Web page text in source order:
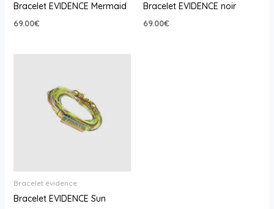
Bracelet EVIDENCE Mermaid
69.00€
Bracelet EVIDENCE noir
69.00€
Bracelet évidence
Bracelet EVIDENCE Sun